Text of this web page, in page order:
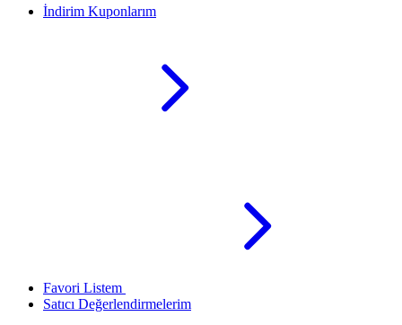
İndirim Kuponlarım
Favori Listem
Satıcı Değerlendirmelerim